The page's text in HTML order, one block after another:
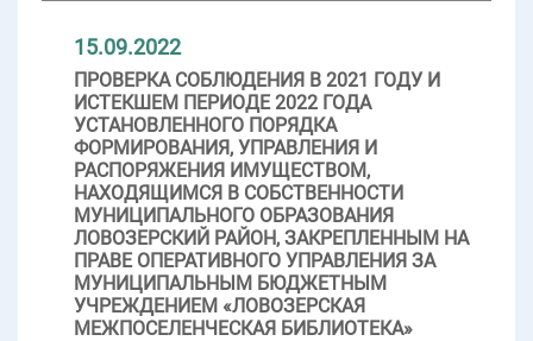
15.09.2022
ПРОВЕРКА СОБЛЮДЕНИЯ В 2021 ГОДУ И
ИСТЕКШЕМ ПЕРИОДЕ 2022 ГОДА
УСТАНОВЛЕННОГО ПОРЯДКА
ФОРМИРОВАНИЯ, УПРАВЛЕНИЯ И
РАСПОРЯЖЕНИЯ ИМУЩЕСТВОМ,
НАХОДЯЩИМСЯ В СОБСТВЕННОСТИ
МУНИЦИПАЛЬНОГО ОБРАЗОВАНИЯ
ЛОВОЗЕРСКИЙ РАЙОН, ЗАКРЕПЛЕННЫМ НА
ПРАВЕ ОПЕРАТИВНОГО УПРАВЛЕНИЯ ЗА
МУНИЦИПАЛЬНЫМ БЮДЖЕТНЫМ
УЧРЕЖДЕНИЕМ «ЛОВОЗЕРСКАЯ
МЕЖПОСЕЛЕНЧЕСКАЯ БИБЛИОТЕКА»